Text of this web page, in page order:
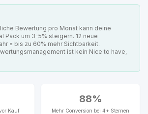
Bewertung pro Monat kann deine
Pack um 3-5% steigern. 12 neue
= bis zu 60% mehr Sichtbarkeit.
ist kein Nice to have,
Kauf
88%
Mehr Conversion bei 4+ Sternen